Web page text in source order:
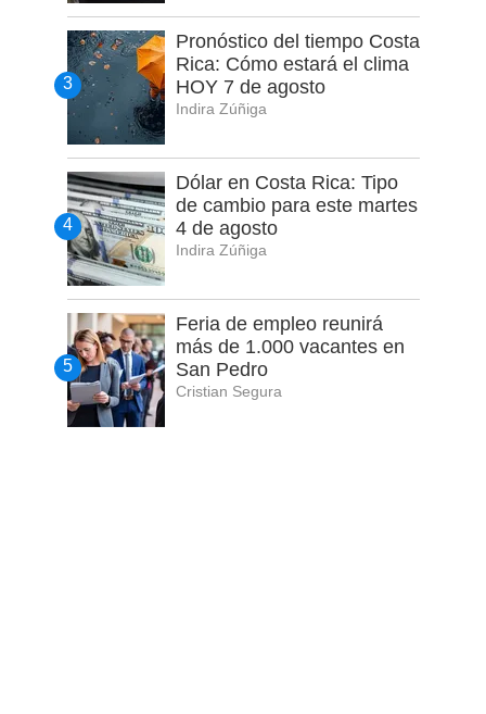
Pronóstico del tiempo Costa
Rica: Cómo estará el clima
HOY 7 de agosto
Indira Zúñiga
Dólar en Costa Rica: Tipo
de cambio para este martes
4 de agosto
Indira Zúñiga
Feria de empleo reunirá
más de 1.000 vacantes en
San Pedro
Cristian Segura